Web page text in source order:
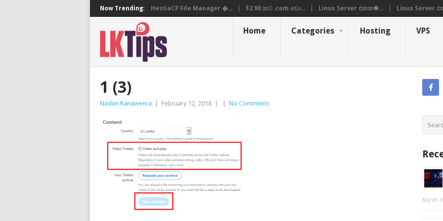
Now Trending: HestiaCP File Manager �... $2.90 කට .com ඩො... Linux Server එකක�... Linux Server
Home Categories Hosting VPS
1 (3)
Nadun Ranaweera February 12, 2018 No Comments
March